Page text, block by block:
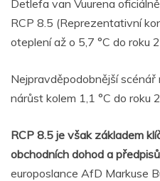
Detlefa van Vuurena
RCP 8.5 (Reprezentativní
oteplení až o 5,7 °C do roku
Nejpravděpodobnější
nárůst kolem 1,1 °C do roku
RCP 8.5 je však základem
obchodních dohod a
europoslance AfD Markuse